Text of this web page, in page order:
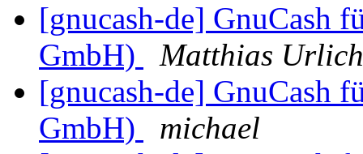
[gnucash-de] GnuCash
GmbH)
Matthias
[gnucash-de] GnuCash
GmbH)
michael